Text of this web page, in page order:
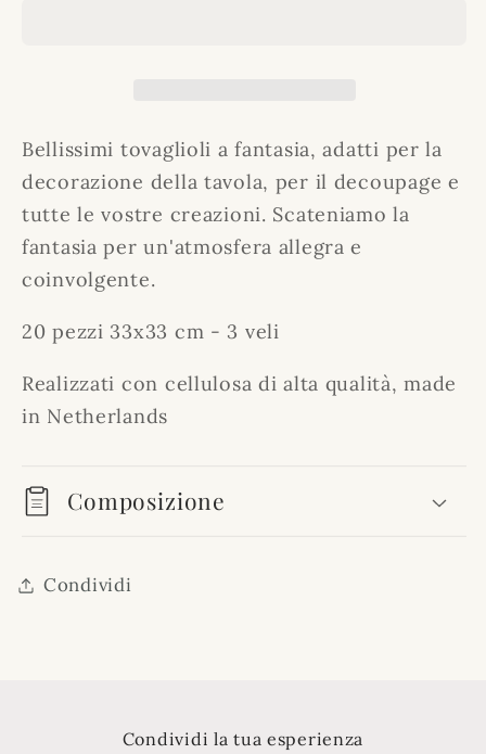
marini
3
veli
marini
3
veli
Bellissimi tovaglioli a fantasia, adatti per la
decorazione della tavola, per il decoupage e
tutte le vostre creazioni. Scateniamo la
fantasia per un'atmosfera allegra e
coinvolgente.
20 pezzi 33x33 cm - 3 veli
Realizzati con cellulosa di alta qualità, made
in Netherlands
Composizione
Condividi
Condividi la tua esperienza